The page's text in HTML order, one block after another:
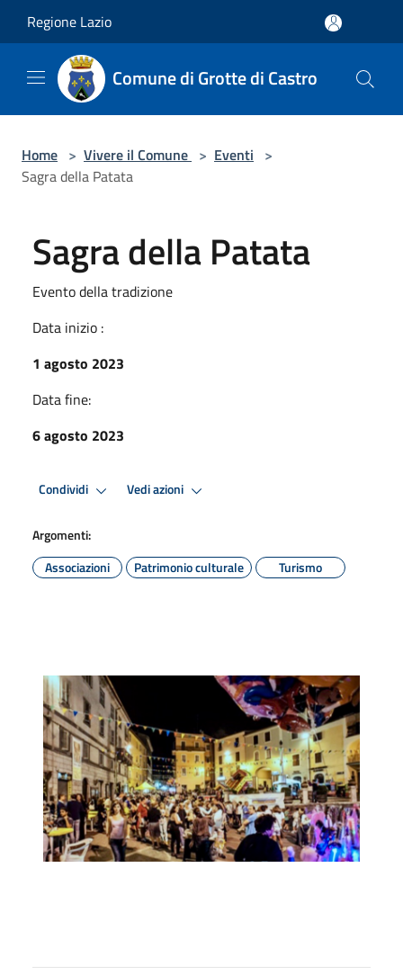
Regione Lazio
Comune di Grotte di Castro
Home > Vivere il Comune > Eventi >
Sagra della Patata
Sagra della Patata
Evento della tradizione
Data inizio :
1 agosto 2023
Data fine:
6 agosto 2023
Condividi Vedi azioni
Argomenti:
Associazioni
Patrimonio culturale Turismo